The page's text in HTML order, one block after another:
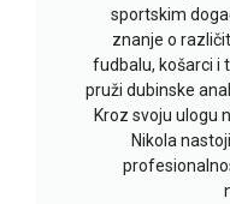
sportskim
znanje o
fudbalu, košarci i
pruži dubinske
Kroz svoju ulogu
Nikola